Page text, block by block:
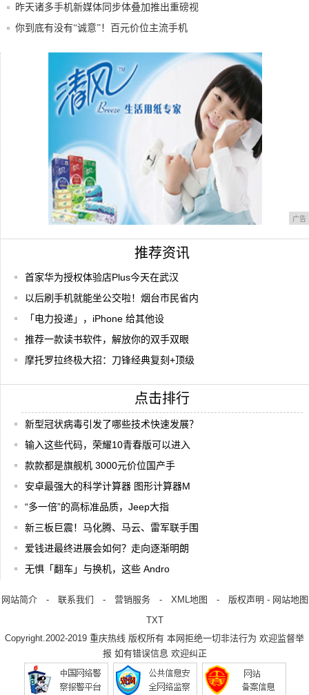
高质量
昨天诸多手机新媒体同步体叠加推出重磅视
频图片
你到底有没有“诚意”！百元价位主流手机
手机浏览器还在用百度？5款轻巧实用的搜
广告
推荐资讯
首家华为授权体验店Plus今天在武汉
以后刷手机就能坐公交啦！烟台市民省内
「电力投递」，iPhone 给其他设
推荐一款读书软件，解放你的双手双眼
摩托罗拉终极大招：刀锋经典复刻+顶级
点击排行
新型冠状病毒引发了哪些技术快速发展？
输入这些代码，荣耀10青春版可以进入
款款都是旗舰机 3000元价位国产手
安卓最强大的科学计算器 图形计算器M
“多一倍”的高标准品质，Jeep大指
新三板巨震！马化腾、马云、雷军联手围
爱钱进最终进展会如何？走向逐渐明朗
无惧「翻车」与换机，这些 Andro
网站简介- 联系我们 - 营销服务- XML地图 - 版权声明 - 网站地图
TXT
Copyright.2002-2019 重庆热线 版权所有 本网拒绝一切非法行为 欢迎监督举
报 如有错误信息 欢迎纠正